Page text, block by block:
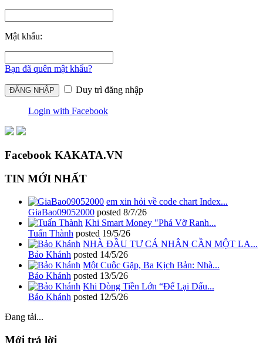
Mật khẩu:
Bạn đã quên mật khẩu?
Duy trì đăng nhập
Login with Facebook
Facebook KAKATA.VN
TIN MỚI NHẤT
em xin hỏi về code chart Index...
GiaBao09052000 posted 8/7/26
Khi Smart Money "Phá Vỡ Ranh...
Tuấn Thành posted 19/5/26
NHÀ ĐẦU TƯ CÁ NHÂN CẦN MỘT LA...
Bảo Khánh posted 14/5/26
Một Cuộc Gặp, Ba Kịch Bản: Nhà...
Bảo Khánh posted 13/5/26
Khi Dòng Tiền Lớn “Để Lại Dấu...
Bảo Khánh posted 12/5/26
Đang tải...
Mới trả lời